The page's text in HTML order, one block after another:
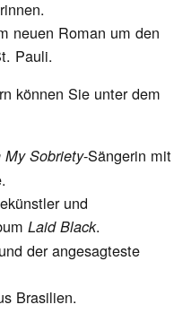
neuen Roman um den
Pauli.
können Sie unter dem
My Sobriety-Sängerin mit
und
Laid Black.
der angesagteste
Brasilien.